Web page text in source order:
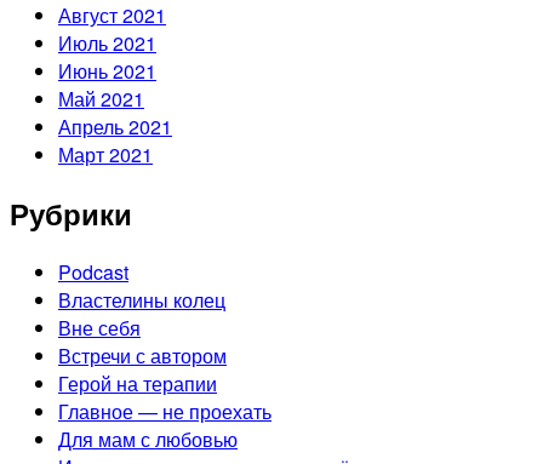
Август 2021
Июль 2021
Июнь 2021
Май 2021
Апрель 2021
Март 2021
Рубрики
Podcast
Властелины колец
Вне себя
Встречи с автором
Герой на терапии
Главное — не проехать
Для мам с любовью